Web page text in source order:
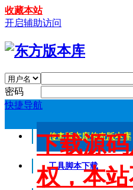
收藏本站
开启辅助访问
密码
快捷导航
传奇版本库传奇版本库
工具脚本下载
下载源
权，本